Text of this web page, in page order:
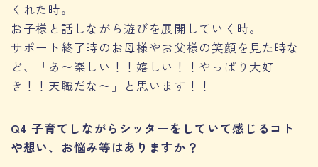
くれた時。
お子様と話しながら遊びを展開していく時。
サポート終了時のお母様やお父様の笑顔を見た時な
ど、「あ〜楽しい！！嬉しい！！やっぱり大好
き！！天職だな〜」と思います！！
Q4 子育てしながらシッターをしていて感じるコト
や想い、お悩み等はありますか？